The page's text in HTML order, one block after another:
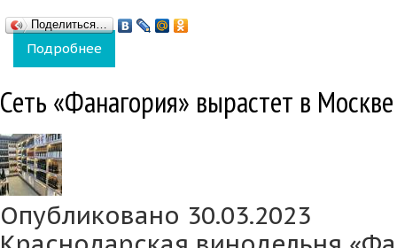
Поделиться…
Подробнее
сравнению с предыдущим годом
Сеть «Фанагория» вырастет в
Опубликовано 30.03.2023